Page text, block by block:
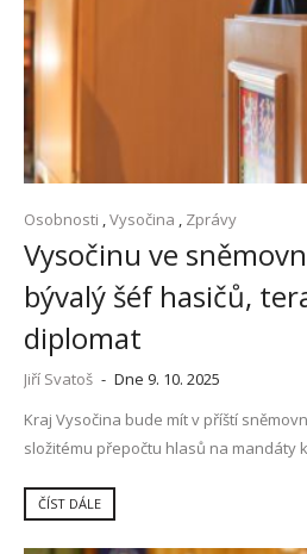
Osobnosti Vysočina Zprávy
Vysočinu ve
bývalý šéf hasičů,
diplomat
Jiří Svatoš - Dne 9. 10. 2025
Kraj Vysočina bude mít v příští
složitému přepočtu hlasů na mandáty
ČÍST DÁLE